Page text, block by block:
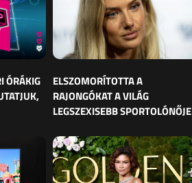
ÓRÁKIG
ELSZOMORÍTOTTA A
RAJONGÓKAT A VILÁG
LEGSZEXISEBB SPORTOLÓNŐJE